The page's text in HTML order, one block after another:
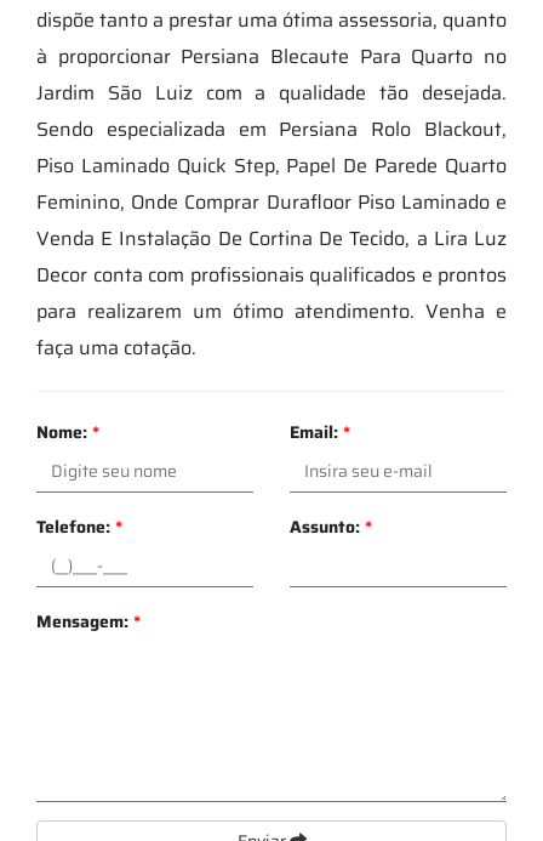
dispõe tanto a prestar uma ótima assessoria, quanto
à proporcionar Persiana Blecaute Para Quarto no
Jardim São Luiz com a qualidade tão desejada.
Sendo especializada em Persiana Rolo Blackout,
Piso Laminado Quick Step, Papel De Parede Quarto
Feminino, Onde Comprar Durafloor Piso Laminado e
Venda E Instalação De Cortina De Tecido, a Lira Luz
Decor conta com profissionais qualificados e prontos
para realizarem um ótimo atendimento. Venha e
faça uma cotação.
Nome:* Email:*
Telefone:* Assunto:*
Mensagem:*